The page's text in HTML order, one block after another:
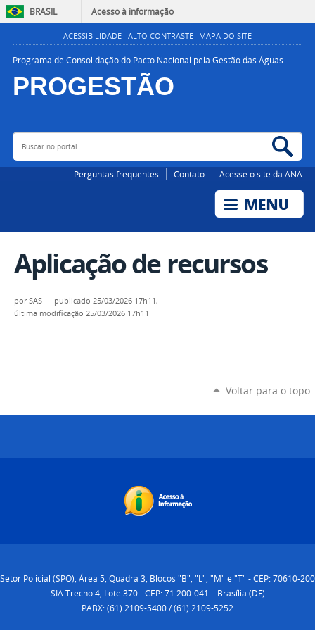
BRASIL Acesso à informação
ACESSIBILIDADE ALTO CONTRASTE MAPA DO SITE
Programa de Consolidação do Pacto Nacional pela Gestão das Águas
PROGESTÃO
AGÊNCIA NACIONAL DE ÁGUAS E SANEAMENTO BÁSICO
Buscar no portal
Perguntas frequentes Contato Acesse o site da ANA
Aplicação de recursos
porSAS — publicado 25/03/2026 17h11,
última modificação 25/03/2026 17h11
Voltar para o topo
Setor Policial (SPO), Área 5, Quadra 3, Blocos "B", "L", "M" e "T" - CEP: 70610-200
SIA Trecho 4, Lote 370 - CEP: 71.200-041 – Brasília (DF)
PABX: (61) 2109-5400 / (61) 2109-5252